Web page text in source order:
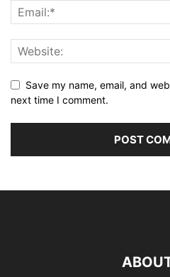
Save my name, email, and
next time I comment.